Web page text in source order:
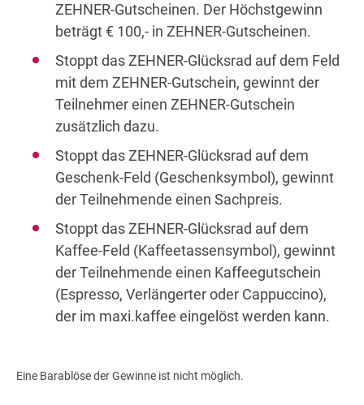
ZEHNER-Gutscheinen. Der Höchstgewinn
beträgt € 100,- in ZEHNER-Gutscheinen.
Stoppt das ZEHNER-Glücksrad auf dem Feld
mit dem ZEHNER-Gutschein, gewinnt der
Teilnehmer einen ZEHNER-Gutschein
zusätzlich dazu.
Stoppt das ZEHNER-Glücksrad auf dem
Geschenk-Feld (Geschenksymbol), gewinnt
der Teilnehmende einen Sachpreis.
Stoppt das ZEHNER-Glücksrad auf dem
Kaffee-Feld (Kaffeetassensymbol), gewinnt
der Teilnehmende einen Kaffeegutschein
(Espresso, Verlängerter oder Cappuccino),
der im maxi.kaffee eingelöst werden kann.
Eine Barablöse der Gewinne ist nicht möglich.